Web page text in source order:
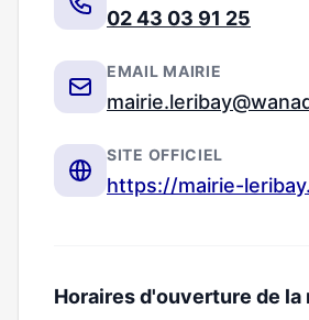
02 43 03 91 25
EMAIL MAIRIE
SITE OFFICIEL
https://mairie-
Horaires d'ouverture de la